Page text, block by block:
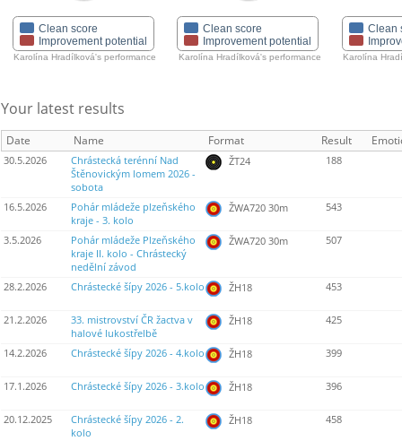
Clean score
Improvement potential
Karolína Hradílková's performance
Clean score
Improvement potential
Karolína Hradílková's performance
Clean
Karolína
Your latest results
Date Name Format Result
30.5.2026
Chrástecká terénní Nad
Štěnovickým lomem 2026 -
sobota
ŽT24 188
16.5.2026
Pohár mládeže plzeňského
kraje - 3. kolo
ŽWA720 30m 543
3.5.2026
Pohár mládeže Plzeňského
kraje II. kolo - Chrástecký
nedělní závod
ŽWA720 30m 507
28.2.2026 Chrástecké šípy 2026 - 5.kolo ŽH18 453
21.2.2026
33. mistrovství ČR žactva v
halové lukostřelbě
ŽH18 425
14.2.2026 Chrástecké šípy 2026 - 4.kolo ŽH18 399
17.1.2026 Chrástecké šípy 2026 - 3.kolo ŽH18 396
20.12.2025
Chrástecké šípy 2026 - 2.
kolo
ŽH18 458